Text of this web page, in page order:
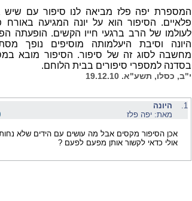
המספרת יפה פלז מביאה לנו סיפור עם שיש
פלאיים. הסיפור הוא על יונה המגיעה באורח
לעולמו של הרב ברגעי חייו הקשים. הופעתה
היונה וסיבת היעלמותה מוסיפים נופך
מחשבה לסוג זה של סיפור. הסיפור מובא
בסדנה למספרי סיפורים בבית הלוחם.
י"ב, כסלו, תשע"א. 19.12.10
1.
היונה
מאת: יפה פלז
אכן הסיפור מקסים אבל מה עושים עם הידים שלא
אולי כדאי לקשור אותן מפעם לפעם ?